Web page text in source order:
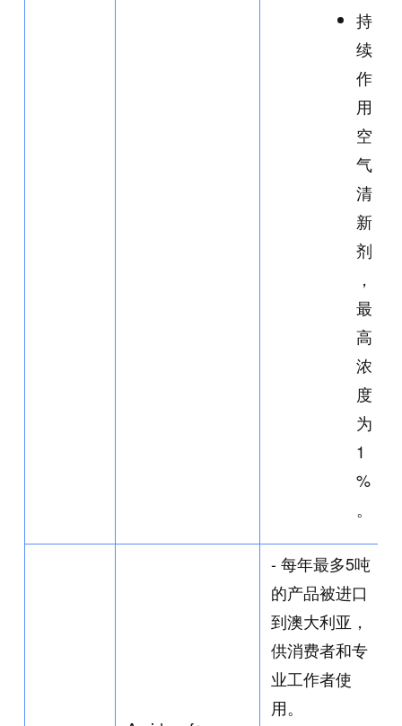
持
续
作
用
空
气
清
新
剂
，
最
高
浓
度
为
1
%
。
- 每年最多5吨
的产品被进口
到澳大利亚，
供消费者和专
业工作者使
用。